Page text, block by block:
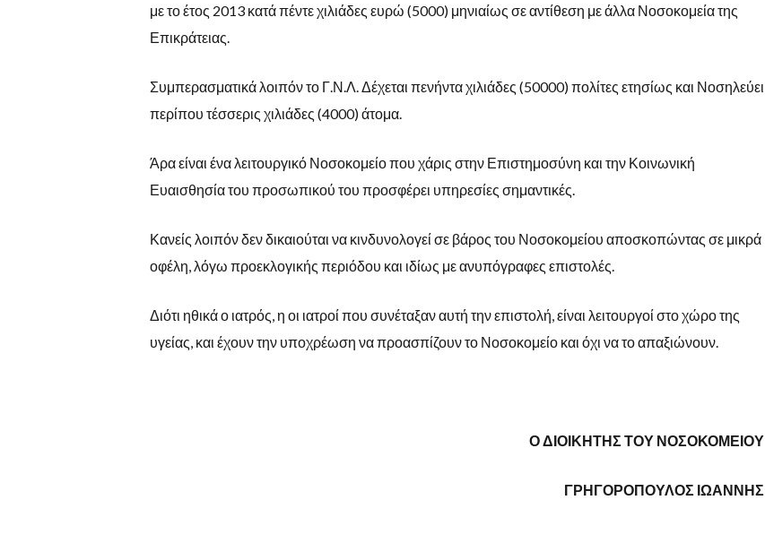
με το έτος 2013 κατά πέντε χιλιάδες ευρώ (5000) μηνιαίως σε αντίθεση με άλλα Νοσοκομεία της
Επικράτειας.
Συμπερασματικά λοιπόν το Γ.Ν.Λ. Δέχεται πενήντα χιλιάδες (50000) πολίτες ετησίως και Νοσηλεύει
περίπου τέσσερις χιλιάδες (4000) άτομα.
Άρα είναι ένα λειτουργικό Νοσοκομείο που χάρις στην Επιστημοσύνη και την Κοινωνική
Ευαισθησία του προσωπικού του προσφέρει υπηρεσίες σημαντικές.
Κανείς λοιπόν δεν δικαιούται να κινδυνολογεί σε βάρος του Νοσοκομείου αποσκοπώντας σε μικρά
οφέλη, λόγω προεκλογικής περιόδου και ιδίως με ανυπόγραφες επιστολές.
Διότι ηθικά ο ιατρός, η οι ιατροί που συνέταξαν αυτή την επιστολή, είναι λειτουργοί στο χώρο της
υγείας, και έχουν την υποχρέωση να προασπίζουν το Νοσοκομείο και όχι να το απαξιώνουν.
Ο ΔΙΟΙΚΗΤΗΣ ΤΟΥ ΝΟΣΟΚΟΜΕΙΟΥ
ΓΡΗΓΟΡΟΠΟΥΛΟΣ ΙΩΑΝΝΗΣ